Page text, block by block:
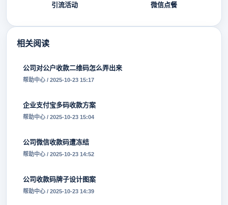
引流活动 微信点餐
相关阅读
公司对公户收款二维码怎么弄出来
帮助中心 / 2025-10-23 15:17
企业支付宝多码收款方案
帮助中心 / 2025-10-23 15:04
公司微信收款码遭冻结
帮助中心 / 2025-10-23 14:52
公司收款码牌子设计图案
帮助中心 / 2025-10-23 14:39